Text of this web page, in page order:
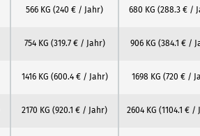
566 KG (240 € / Jahr) 680 KG (288.3 € /
754 KG (319.7 € / Jahr) 906 KG (384.1 € /
1416 KG (600.4 € / Jahr) 1698 KG (720 € /
2170 KG (920.1 € / Jahr) 2604 KG (1104.1 € /